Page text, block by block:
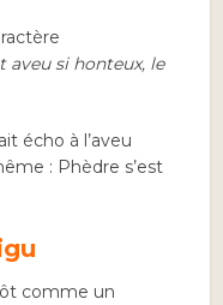
aveu si honteux, le
écho à l’aveu
: Phèdre s’est
comme un